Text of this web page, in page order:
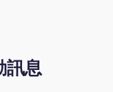
訊息